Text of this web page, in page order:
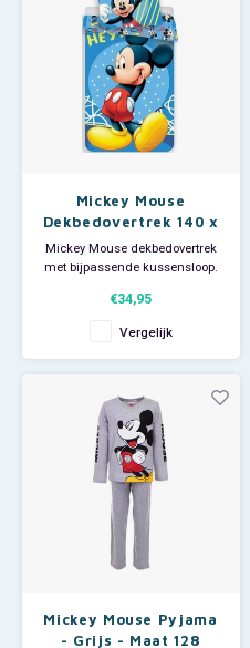
Mickey Mouse
Dekbedovertrek 140 x
200 cm - It's Me
Mickey Mouse dekbedovertrek
met bijpassende kussensloop.
dekbedhoes is dubbelzijdig te
gebruiken. Afmeting
dekbedovertrek: 140 x 200 cm.
Afmeting kussensloop: 70 x 90
Leuk om te combineren met e
€34,95
Vergelijk
Mickey Mouse Pyjama
- Grijs - Maat 128